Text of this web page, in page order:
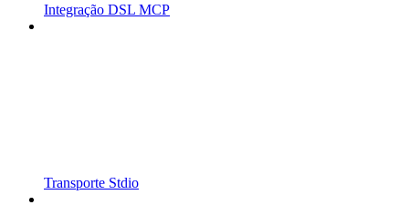
Integração DSL MCP
Transporte Stdio